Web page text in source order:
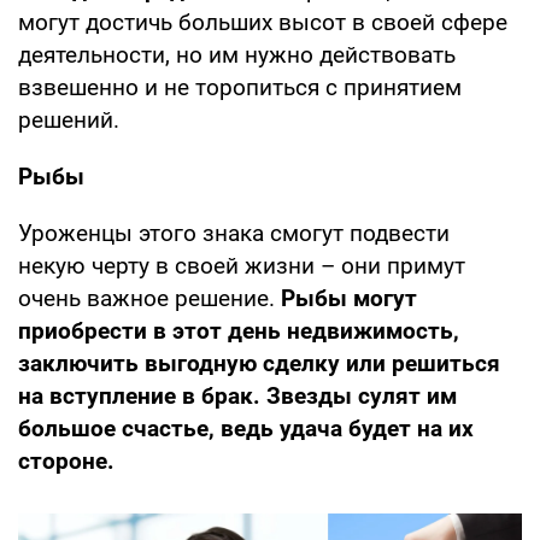
могут достичь больших высот в своей сфере
деятельности, но им нужно действовать
взвешенно и не торопиться с принятием
решений.
Рыбы
Уроженцы этого знака смогут подвести
некую черту в своей жизни – они примут
очень важное решение. Рыбы могут
приобрести в этот день недвижимость,
заключить выгодную сделку или решиться
на вступление в брак. Звезды сулят им
большое счастье, ведь удача будет на их
стороне.